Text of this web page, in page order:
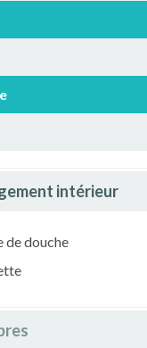
intérieur
de douche